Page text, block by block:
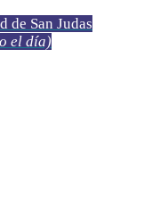
de San Judas
el día)